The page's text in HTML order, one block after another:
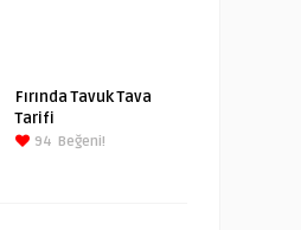
Fırında Tavuk Tava
Tarifi
94 Beğeni!